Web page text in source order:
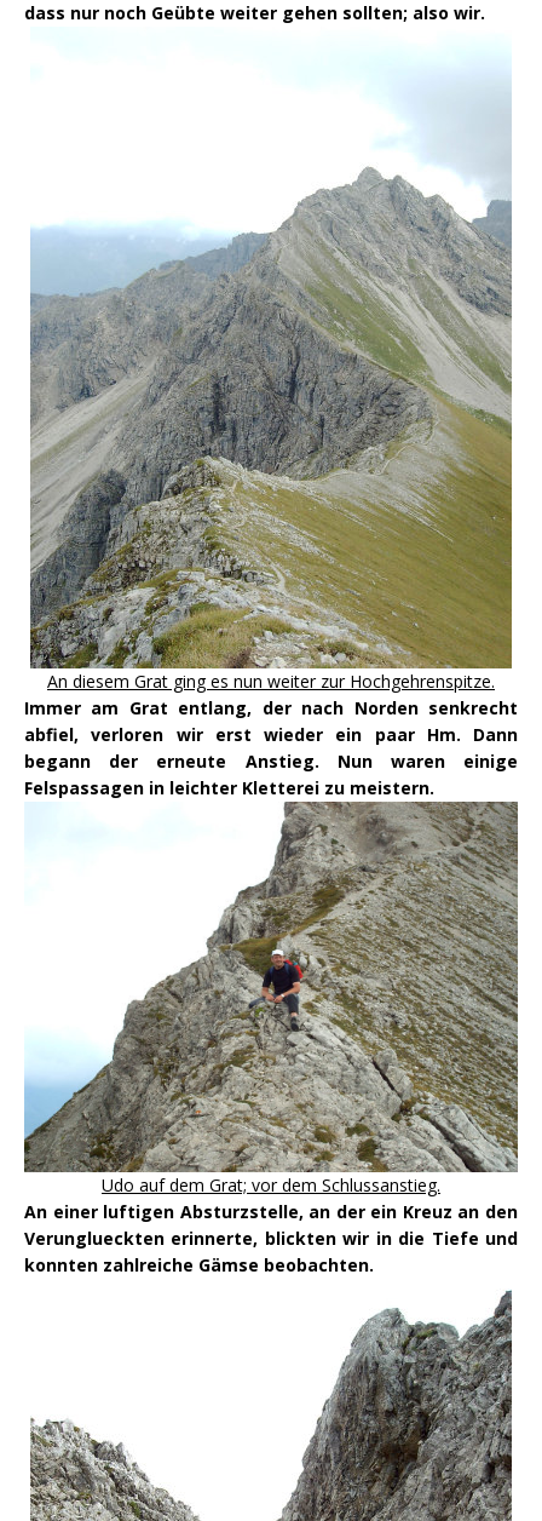
dass nur noch Geübte weiter gehen sollten; also wir.
An diesem Grat ging es nun weiter zur Hochgehrenspitze.
Immer am Grat entlang, der nach Norden senkrecht
abfiel, verloren wir erst wieder ein paar Hm. Dann
begann der erneute Anstieg. Nun waren einige
Felspassagen in leichter Kletterei zu meistern.
Udo auf dem Grat; vor dem Schlussanstieg.
An einer luftigen Absturzstelle, an der ein Kreuz an den
Verunglueckten erinnerte, blickten wir in die Tiefe und
konnten zahlreiche Gämse beobachten.